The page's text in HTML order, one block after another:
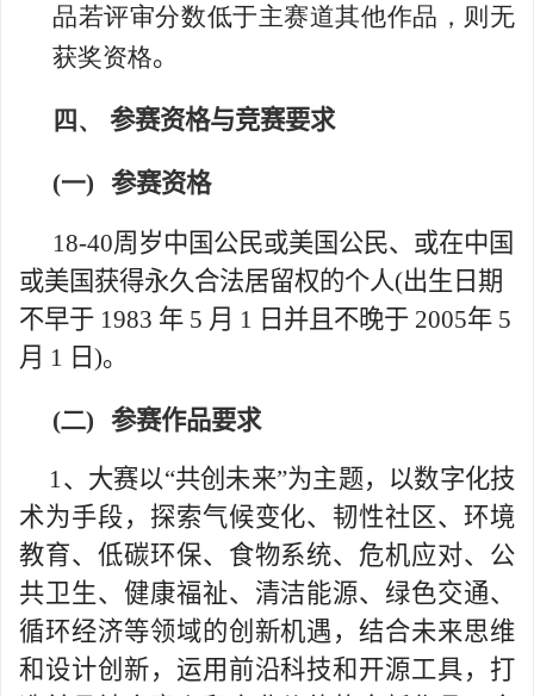
品若评审分数低于主赛道其他作品，则无
获奖资格。
四、 参赛资格与竞赛要求
(一) 参赛资格
18-40周岁中国公民或美国公民、或在中国
或美国获得永久合法居留权的个人(出生日期
不早于 1983 年 5 月 1 日并且不晚于 2005年 5
月 1 日 )。
(二) 参赛作品要求
1、大赛以“共创未来”为主题，以数字化技
术为手段，探索气候变化、韧性社区、环境
教育、低碳环保、食物系统、危机应对、公
共卫生、健康福祉、清洁能源、绿色交通、
循环经济等领域的创新机遇，结合未来思维
和设计创新，运用前沿科技和开源工具，打